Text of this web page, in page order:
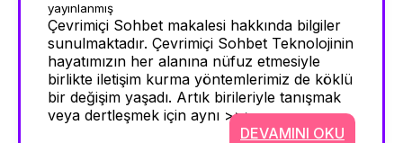
yayınlanmış
Çevrimiçi Sohbet makalesi hakkında bilgiler
sunulmaktadır. Çevrimiçi Sohbet Teknolojinin
hayatımızın her alanına nüfuz etmesiyle
birlikte iletişim kurma yöntemlerimiz de köklü
bir değişim yaşadı. Artık birileriyle tanışmak
veya dertleşmek için aynı >>>
DEVAMINI OKU